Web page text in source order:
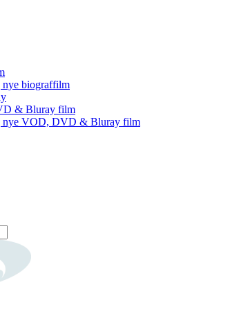
nye biograffilm
& Bluray film
nye VOD, DVD & Bluray film